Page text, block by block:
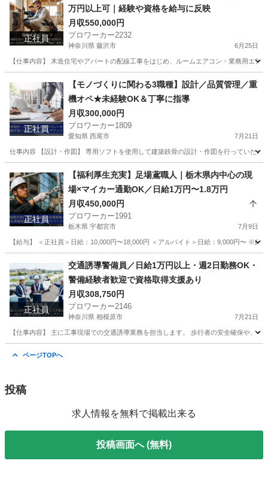
正社員
万円以上可｜経験や資格を給与に反映
月収550,000円
プロワーカー2232
神奈川県 藤沢市 6月25日
【仕事内容】 木造住宅やアパートの配線工事をはじめ、ルームエアコン・業務用エ
電気 業務用エアコン
正社員
【モノづくりに関わる3職種】設計／品質管理／重
機オペ★未経験OK＆丁寧に指導
月収300,000円
プロワーカー1809
愛知県 西尾市 7月21日
仕事内容 【設計・作図】 専用ソフトを使用して建築鉄骨の設計・作図を行っていた
その他 長野 長野市 その他 未経験
正社員
【福利厚生充実】足場鳶職人｜栃木県内中心の現
場×マイカー通勤OK／日給1万円〜1.8万円
月収450,000円
プロワーカー1991
栃木県 宇都宮市 7月9日
【給与】 ＜正社員＞日給：10,000円〜18,000円 ＜アルバイト＞日給：9,000円〜 ※
鳶職 未経験
正社員
交通誘導警備員／日給1万円以上・週2日勤務OK・
警備経験者歓迎で資格取得支援あり
月収308,750円
プロワーカー2146
神奈川県 相模原市 7月21日
【仕事内容】 主に工事現場での交通誘導業務を担当します。 歩行者の安全確保や、
ページTOPへ
投稿
求人情報を無料で掲載出来る
投稿画面へ (無料)